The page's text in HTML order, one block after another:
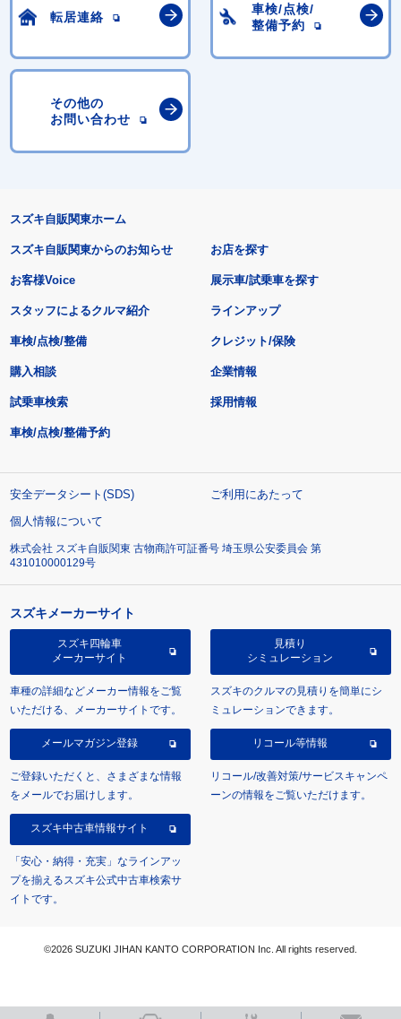
転居連絡
車検/点検/
整備予約
その他の
お問い合わせ
スズキ自販関東ホーム
スズキ自販関東からのお知らせ
お客様Voice
スタッフによるクルマ紹介
お店を探す
展示車/試乗車を探す
ラインアップ
車検/点検/整備 クレジット/保険
購入相談
試乗車検索
車検/点検/整備予約
企業情報
採用情報
安全データシート(SDS)
ご利用にあたって
個人情報について
株式会社 スズキ自販関東 古物商許可証番号 埼玉県公安委員会 第
431010000129号
スズキメーカーサイト
スズキ四輪車
メーカーサイト
車種の詳細などメーカー情報をご覧
いただける、メーカーサイトです。
見積り
シミュレーション
スズキのクルマの見積りを簡単にシ
ミュレーションできます。
メールマガジン登録
ご登録いただくと、さまざまな情報
をメールでお届けします。
リコール等情報
リコール/改善対策/サービスキャンペ
ーンの情報をご覧いただけます。
スズキ中古車情報サイト
「安心・納得・充実」なラインアッ
プを揃えるスズキ公式中古車検索サ
イトです。
©2026 SUZUKI JIHAN KANTO CORPORATION Inc. All rights reserved.